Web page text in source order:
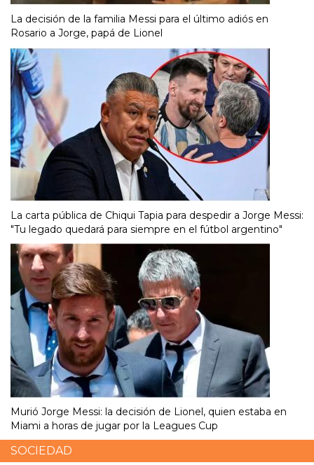
La decisión de la familia Messi para el último adiós en
Rosario a Jorge, papá de Lionel
La carta pública de Chiqui Tapia para despedir a Jorge Messi:
"Tu legado quedará para siempre en el fútbol argentino"
Murió Jorge Messi: la decisión de Lionel, quien estaba en
Miami a horas de jugar por la Leagues Cup
SOCIEDAD